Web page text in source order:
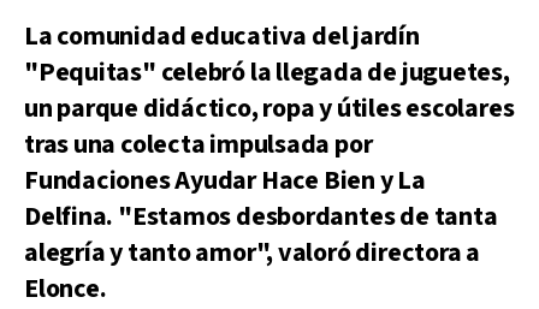
La comunidad educativa del jardín
"Pequitas" celebró la llegada de juguetes,
un parque didáctico, ropa y útiles escolares
tras una colecta impulsada por
Fundaciones Ayudar Hace Bien y La
Delfina. "Estamos desbordantes de tanta
alegría y tanto amor", valoró directora a
Elonce.